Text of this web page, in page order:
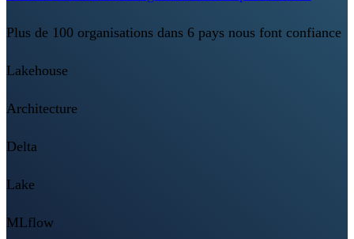
Plus de 100 organisations dans 6 pays nous font confiance
Lakehouse
Architecture
Delta
Lake
MLflow